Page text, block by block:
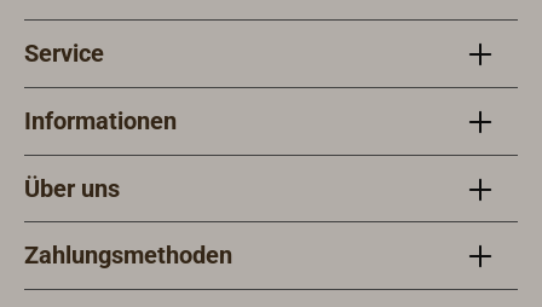
Service
Informationen
Über uns
Zahlungsmethoden